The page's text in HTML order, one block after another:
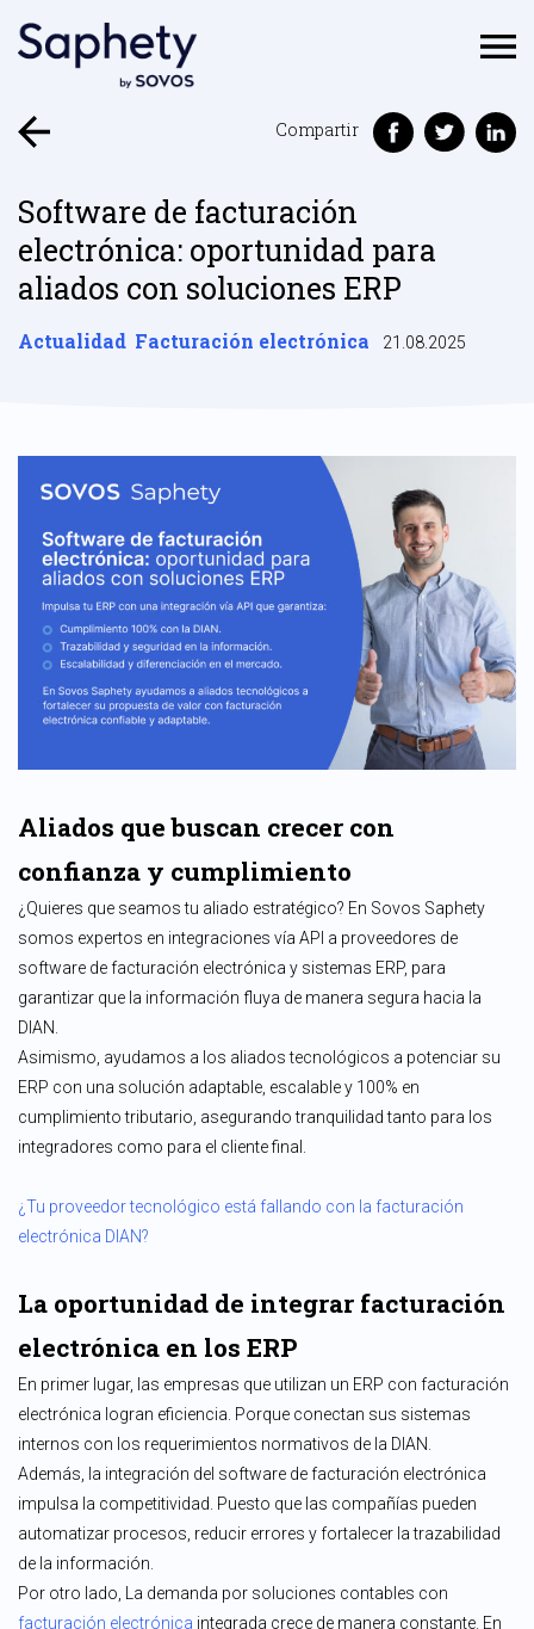
Software de facturación
electrónica: oportunidad para
aliados con soluciones ERP
Actualidad Facturación electrónica 21.08.2025
Compartir
Aliados que buscan crecer con
confianza y cumplimiento
¿Quieres que seamos tu aliado estratégico? En Sovos Saphety
somos expertos en integraciones vía API a proveedores de
software de facturación electrónica y sistemas ERP, para
garantizar que la información fluya de manera segura hacia la
DIAN.
Asimismo, ayudamos a los aliados tecnológicos a potenciar su
ERP con una solución adaptable, escalable y 100% en
cumplimiento tributario, asegurando tranquilidad tanto para los
integradores como para el cliente final.
¿Tu proveedor tecnológico está fallando con la facturación
electrónica DIAN?
La oportunidad de integrar facturación
electrónica en los ERP
En primer lugar, las empresas que utilizan un ERP con facturación
electrónica logran eficiencia. Porque conectan sus sistemas
internos con los requerimientos normativos de la DIAN.
Además, la integración del software de facturación electrónica
impulsa la competitividad. Puesto que las compañías pueden
automatizar procesos, reducir errores y fortalecer la trazabilidad
de la información.
Por otro lado, La demanda por soluciones contables con
facturación electrónica integrada crece de manera constante. En